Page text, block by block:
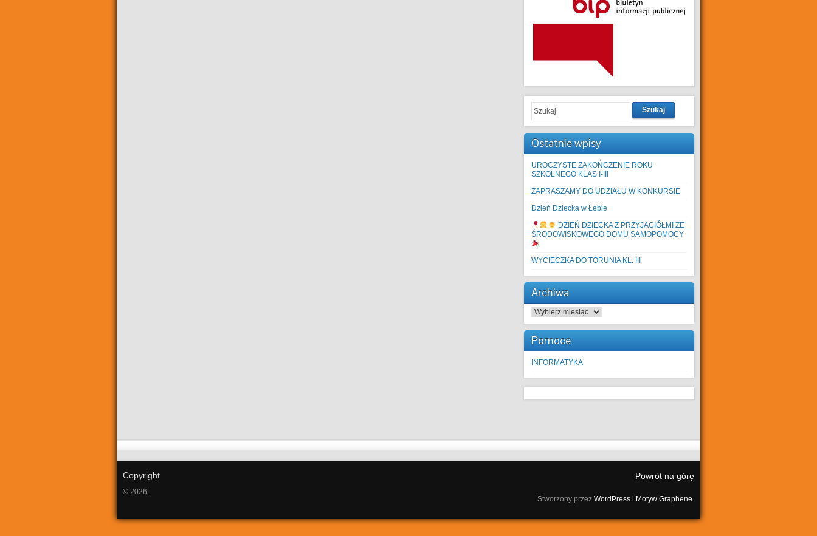
Szukaj
Ostatnie wpisy
UROCZYSTE ZAKOŃCZENIE ROKU
SZKOLNEGO KLAS I-III
ZAPRASZAMY DO UDZIAŁU W KONKURSIE
Dzień Dziecka w Łebie
DZIEŃ DZIECKA Z PRZYJACIÓŁMI ZE
ŚRODOWISKOWEGO DOMU SAMOPOMOCY
WYCIECZKA DO TORUNIA KL. III
Archiwa
Archiwa
Pomoce
INFORMATYKA
Copyright
© 2026 .
Powrót na górę
Stworzony przez WordPress i Motyw Graphene